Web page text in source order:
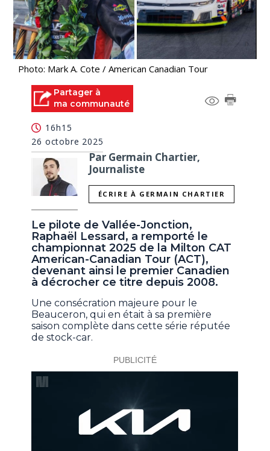
Photo: Mark A. Cote / American Canadian Tour
Partager à
ma communauté
16h15
26 octobre 2025
Par Germain Chartier,
Journaliste
ÉCRIRE À GERMAIN CHARTIER
Le pilote de Vallée-Jonction,
Raphaël Lessard, a remporté le
championnat 2025 de la Milton CAT
American-Canadian Tour (ACT),
devenant ainsi le premier Canadien
à décrocher ce titre depuis 2008.
Une consécration majeure pour le
Beauceron, qui en était à sa première
saison complète dans cette série réputée
de stock-car.